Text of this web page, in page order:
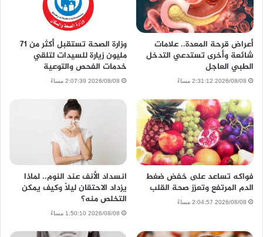
أعراض قرحة المعدة.. علامات
شائعة وأخرى تستدعي التدخل
الطبي العاجل
2026/08/08 2:31:12 مساءً
وزارة الصحة تستقبل أكثر من 71
مليون زيارة للسيدات لتلقي
خدمات الفحص والتوعية
2026/08/08 2:07:39 مساءً
فواكه تساعد على خفض ضغط
الدم المرتفع وتعزز صحة القلب
2026/08/08 2:04:57 مساءً
انسداد الأنف عند النوم.. لماذا
يزداد الاحتقان ليلًا وكيف يمكن
التخلص منه؟
2026/08/08 1:50:10 مساءً